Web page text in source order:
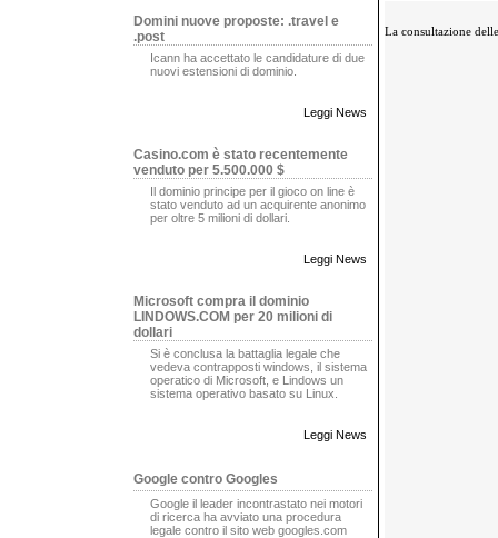
Domini nuove proposte: .travel e
.post
Icann ha accettato le candidature di due
nuovi estensioni di dominio.
Leggi News
Casino.com è stato recentemente
venduto per 5.500.000 $
Il dominio principe per il gioco on line è
stato venduto ad un acquirente anonimo
per oltre 5 milioni di dollari.
Leggi News
Microsoft compra il dominio
LINDOWS.COM per 20 milioni di
dollari
Si è conclusa la battaglia legale che
vedeva contrapposti windows, il sistema
operatico di Microsoft, e Lindows un
sistema operativo basato su Linux.
Leggi News
Google contro Googles
Google il leader incontrastato nei motori
di ricerca ha avviato una procedura
legale contro il sito web googles.com
La consultazione